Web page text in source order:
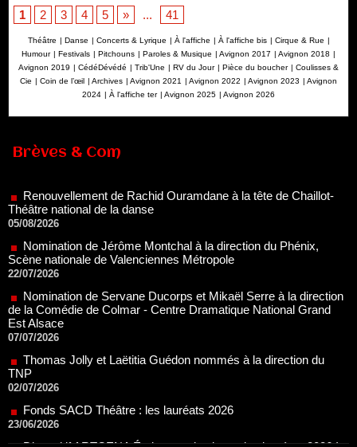
1
2 3 4 5 » ... 41
Théâtre | Danse | Concerts & Lyrique | À l'affiche | À l'affiche bis | Cirque & Rue |
Humour | Festivals | Pitchouns | Paroles & Musique | Avignon 2017 | Avignon 2018 |
Avignon 2019 | CédéDévédé | Trib'Une | RV du Jour | Pièce du boucher | Coulisses &
Cie | Coin de l’œil | Archives | Avignon 2021 | Avignon 2022 | Avignon 2023 | Avignon
2024 | À l'affiche ter | Avignon 2025 | Avignon 2026
Brèves & Com
Renouvellement de Rachid Ouramdane à la tête de Chaillot-
Théâtre national de la danse
Nomination de Jérôme Montchal à la direction du Phénix,
Scène nationale de Valenciennes Métropole
22/07/2026
Nomination de Servane Ducorps et Mikaël Serre à la direction
de la Comédie de Colmar - Centre Dramatique National Grand
Est Alsace
Thomas Jolly et Laëtitia Guédon nommés à la direction du
TNP
02/07/2026
Fonds SACD Théâtre : les lauréats 2026
23/06/2026
Dispositif ARTCENA Écrire pour le cirque, les lauréats 2026 !
20/06/2026
Le palmarès des prix SACD 2026